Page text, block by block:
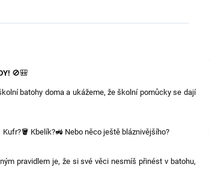
🚫🎒
batohy doma a ukážeme, že školní pomůcky se dají
Kbelík?🚜 Nebo něco ještě bláznivějšího?
pravidlem je, že si své věci nesmíš přinést v batohu,